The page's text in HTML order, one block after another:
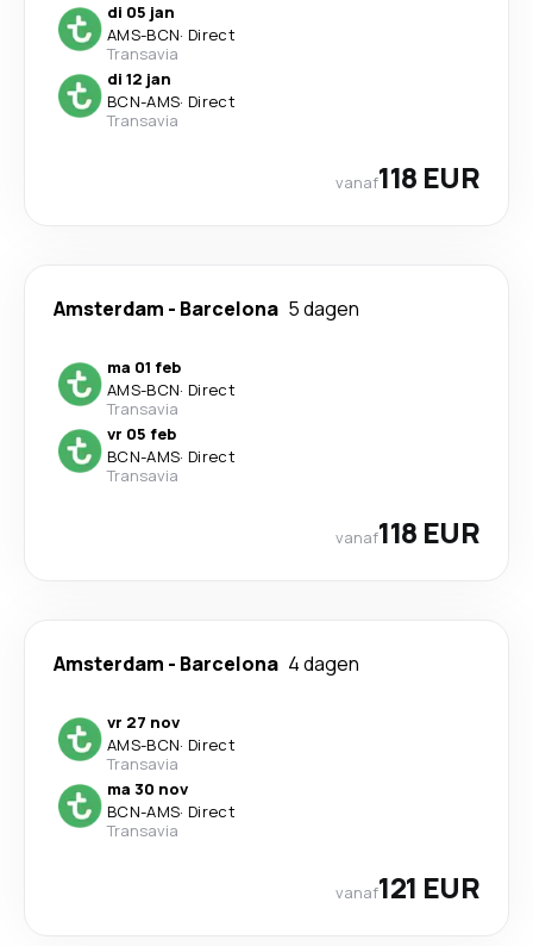
di 05 jan
AMS-BCN· Direct
Transavia
di 12 jan
BCN-AMS· Direct
Transavia
vanaf118 EUR
Amsterdam - Barcelona 5 dagen
ma 01 feb
AMS-BCN· Direct
Transavia
vr 05 feb
BCN-AMS· Direct
Transavia
vanaf118 EUR
Amsterdam - Barcelona 4 dagen
vr 27 nov
AMS-BCN· Direct
Transavia
ma 30 nov
BCN-AMS· Direct
Transavia
vanaf121 EUR